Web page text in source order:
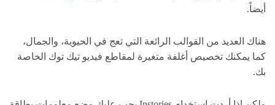
أيضاً.
هناك العديد من القوالب الرائعة التي تعج في الحيوية، والجمال،
كما يمكنك تخصيص أغلفة متغيرة لمقاطع فيديو تيك توك الخاصة
بك.